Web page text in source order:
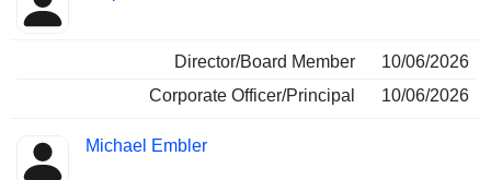
Director/Board Member
10/06/2026
Corporate Officer/Principal
10/06/2026
Michael Embler